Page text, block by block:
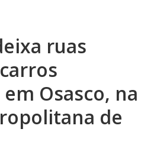
ruas
Osasco, na
de